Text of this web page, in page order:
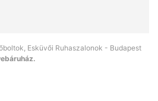
Esküvői Ruhaszalonok - Budapest